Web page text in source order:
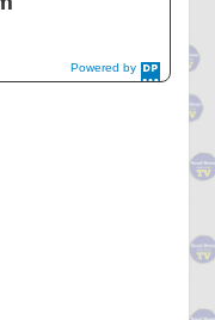
Powered by
DaysPedia.c